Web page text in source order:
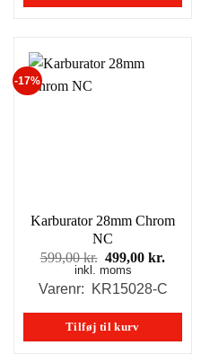
-17%
Karburator 28mm Chrom
NC
599,00kr. Den
oprindelige
pris
599,00 kr..
499,00kr.
pris
inkl. moms
Varenr: KR15028-C
Tilføj til kurv